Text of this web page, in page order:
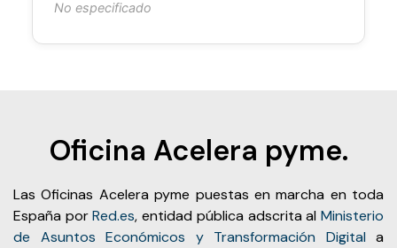
No especificado
Oficina Acelera pyme.
Las Oficinas Acelera pyme puestas en marcha en toda
España porRed.es, entidad pública adscrita alMinisterio
de Asuntos Económicos y Transformación Digital a